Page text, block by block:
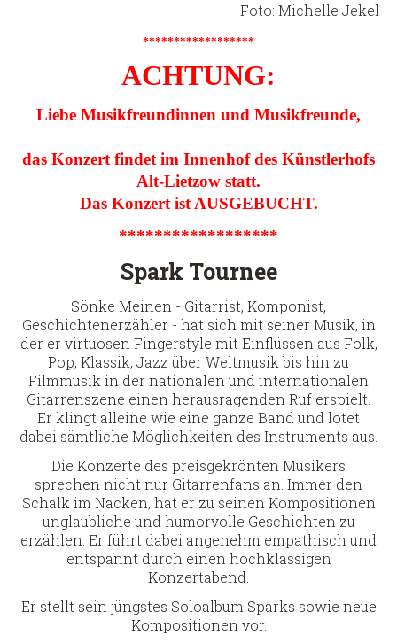
Foto: Michelle Jekel
******************
ACHTUNG:
Liebe Musikfreundinnen und Musikfreunde,
das Konzert findet im Innenhof des Künstlerhofs
Alt-Lietzow statt.
Das Konzert ist AUSGEBUCHT.
******************
Spark Tournee
Sönke Meinen - Gitarrist, Komponist,
Geschichtenerzähler - hat sich mit seiner Musik, in
der er virtuosen Fingerstyle mit Einflüssen aus Folk,
Pop, Klassik, Jazz über Weltmusik bis hin zu
Filmmusikin der nationalen und internationalen
Gitarrenszene einen herausragenden Ruf erspielt.
Er klingt alleine wie eine ganze Band und lotet
dabei sämtliche Möglichkeiten des Instruments aus.
Die Konzerte des preisgekrönten Musikers
sprechen nicht nur Gitarrenfans an. Immer den
Schalk im Nacken, hat er zu seinen Kompositionen
unglaubliche und humorvolle Geschichten zu
erzählen. Er führt dabei angenehm empathisch und
entspannt durch einen hochklassigen
Konzertabend.
Er stellt sein jüngstes Soloalbum Sparks sowie neue
Kompositionen vor.